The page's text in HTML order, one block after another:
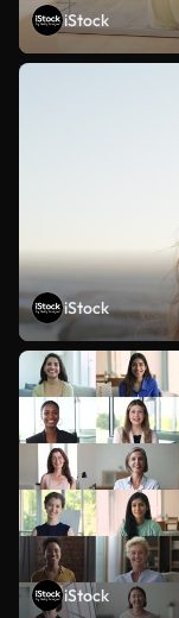
iStock
iStock
iStock